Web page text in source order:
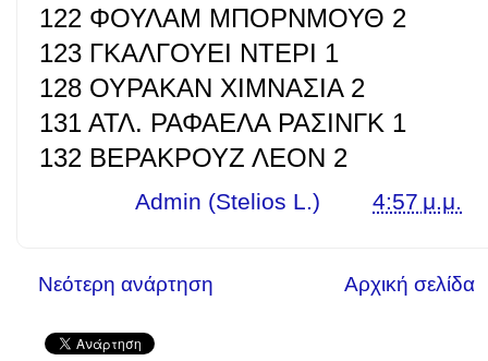
122 ΦΟΥΛΑΜ ΜΠΟΡΝΜΟΥΘ 2
123 ΓΚΑΛΓΟΥΕΙ ΝΤΕΡΙ 1
128 ΟΥΡΑΚΑΝ ΧΙΜΝΑΣΙΑ 2
131 ΑΤΛ. ΡΑΦΑΕΛΑ ΡΑΣΙΝΓΚ 1
132 ΒΕΡΑΚΡΟΥΖ ΛΕΟΝ 2
Admin (Stelios L.) 4:57 μ.μ.
Νεότερη ανάρτηση Αρχική σελίδα